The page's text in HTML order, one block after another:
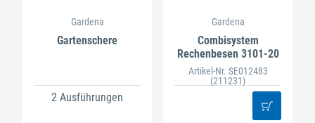
Gardena
Gartenschere
2 Ausführungen
Gardena
Combisystem
Rechenbesen 3101-20
Artikel-Nr. SE012483
(211231)